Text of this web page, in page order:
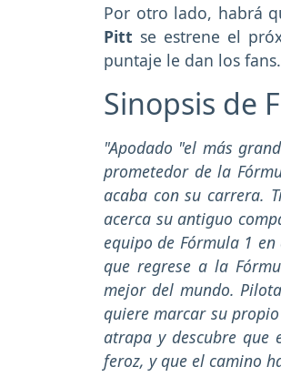
Por otro lado, habrá
Pitt se estrene el
puntaje le dan los fans.
Sinopsis de
"Apodado "el más
prometedor de la
acaba con su carrera.
acerca su antiguo
equipo de Fórmula 1
que regrese a la
mejor del mundo.
quiere marcar su
atrapa y descubre que
feroz, y que el camino